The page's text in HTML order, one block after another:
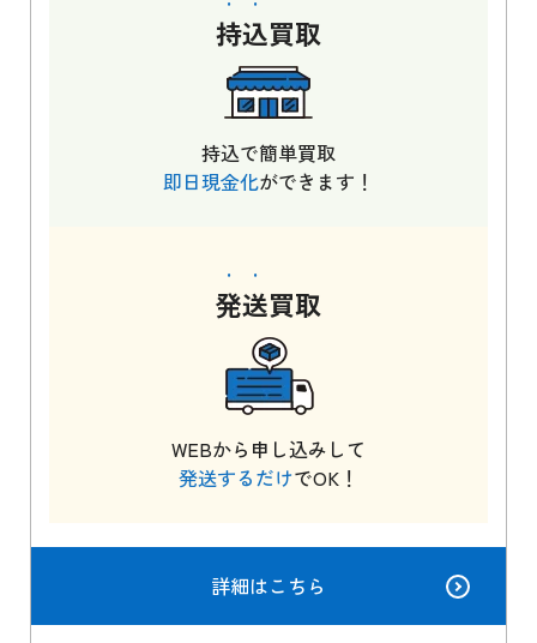
持込買取
持込で簡単買取
即日現金化ができます！
発送買取
WEBから申し込みして
発送するだけでOK！
詳細はこちら